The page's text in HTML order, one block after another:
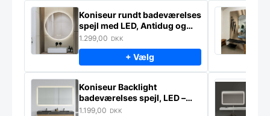
Koniseur rundt badeværelses
spejl med LED, Antidug og
Touchsensor
1.299,00 DKK
+ Vælg
Koniseur Backlight
badeværelses spejl, LED –
lampeudtag – Antidug
1.199,00 DKK